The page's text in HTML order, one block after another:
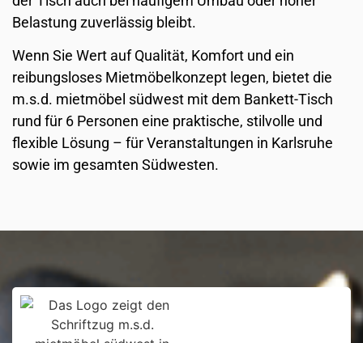
Belastung zuverlässig bleibt.
Wenn Sie Wert auf Qualität, Komfort und ein
reibungsloses Mietmöbelkonzept legen, bietet die
m.s.d. mietmöbel südwest mit dem Bankett-Tisch
rund für 6 Personen eine praktische, stilvolle und
flexible Lösung – für Veranstaltungen in Karlsruhe
sowie im gesamten Südwesten.